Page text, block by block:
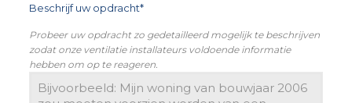
Beschrijf uw opdracht*
Probeer uw opdracht zo gedetailleerd mogelijk te beschrijven
zodat onze ventilatie installateurs voldoende informatie
hebben om op te reageren.